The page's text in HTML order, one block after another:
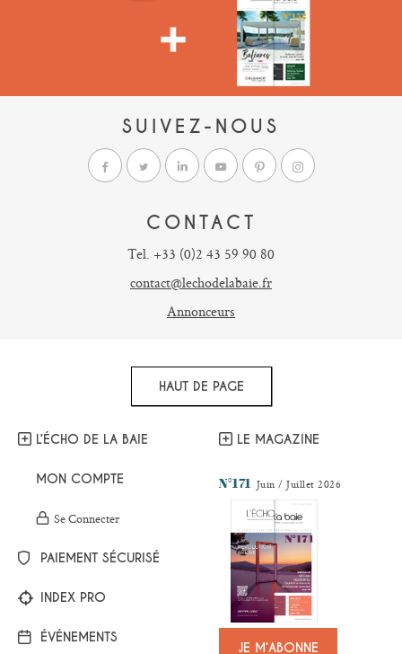
SUIVEZ-NOUS
CONTACT
Tel. +33 (0)2 43 59 90 80
contact@lechodelabaie.fr
Annonceurs
HAUT DE PAGE
L’ÉCHO DE LA BAIE
MON COMPTE
Se Connecter
PAIEMENT SÉCURISÉ
INDEX PRO
ÉVÉNEMENTS
LE MAGAZINE
N°171 Juin / Juillet 2026
JE M’ABONNE